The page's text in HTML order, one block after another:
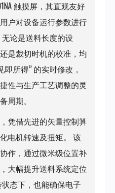
触摸屏，其直观友好
户对设备运行参数进行
论是送料长度的设
是裁切时机的校准，均
所得” 的实时修改，
性与生产工艺调整的灵
周期。
凭借先进的矢量控制算
电机转速及扭矩。 该
作，通过微米级位置补
大幅提升送料系统定位
态下，也能确保电子